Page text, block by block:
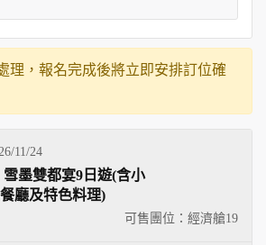
理，報名完成後將立即安排訂位確
11/24
可售團位：經濟艙19
雪墨雙都宴9日遊(含小
廳及特色料理)